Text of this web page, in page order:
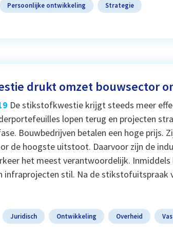
Persoonlijke ontwikkeling Strategie
drukt omzet bouwsector
De stikstofkwestie krijgt steeds meer
lopen terug en projecten
Bouwbedrijven betalen een hoge prijs.
de hoogste uitstoot. Daarvoor zijn de
het meest verantwoordelijk. Inmiddels
infraprojecten stil. Na de
Juridisch Ontwikkeling Overheid